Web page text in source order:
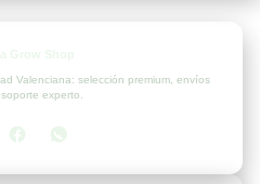
Valenciana: selección premium, envíos
experto.